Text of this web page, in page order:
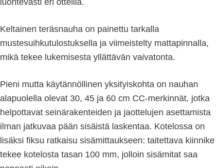
luontevasti eri otteilla.
Keltainen teräsnauha on painettu tarkalla
mustesuihkutulostuksella ja viimeistelty mattapinnalla,
mikä tekee lukemisesta yllättävän vaivatonta.
Pieni mutta käytännöllinen yksityiskohta on nauhan
alapuolella olevat 30, 45 ja 60 cm CC-merkinnät, jotka
helpottavat seinärakenteiden ja jaottelujen asettamista
ilman jatkuvaa pään sisäistä laskentaa. Kotelossa on
lisäksi fiksu ratkaisu sisämittaukseen: taitettava kiinnike
tekee kotelosta tasan 100 mm, jolloin sisämitat saa